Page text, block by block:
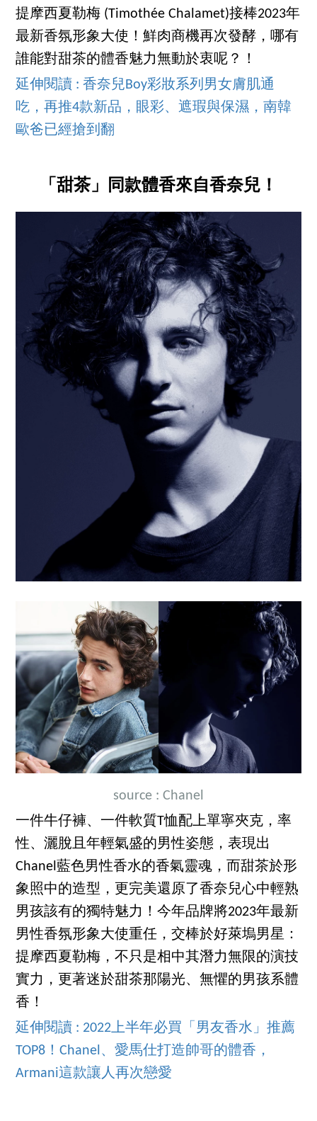
提摩西夏勒梅 (Timothée Chalamet)接棒2023年
最新香氛形象大使！鮮肉商機再次發酵，哪有
誰能對甜茶的體香魅力無動於衷呢？！
延伸閱讀 : 香奈兒Boy彩妝系列男女膚肌通
吃，再推4款新品，眼彩、遮瑕與保濕，南韓
歐爸已經搶到翻
「甜茶」同款體香來自香奈兒！
source : Chanel
一件牛仔褲、一件軟質T恤配上單寧夾克，率
性、灑脫且年輕氣盛的男性姿態，表現出
Chanel藍色男性香水的香氣靈魂，而甜茶於形
象照中的造型，更完美還原了香奈兒心中輕熟
男孩該有的獨特魅力！今年品牌將2023年最新
男性香氛形象大使重任，交棒於好萊塢男星：
提摩西夏勒梅，不只是相中其潛力無限的演技
實力，更著迷於甜茶那陽光、無懼的男孩系體
香！
延伸閱讀 : 2022上半年必買「男友香水」推薦
TOP8！Chanel、愛馬仕打造帥哥的體香，
Armani這款讓人再次戀愛